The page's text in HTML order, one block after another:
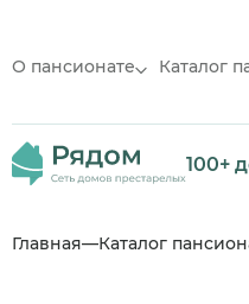
О пансионате Каталог
100+
Главная Каталог